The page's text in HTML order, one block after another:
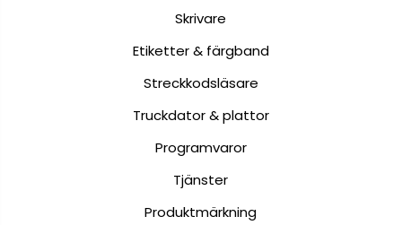
Skrivare
Etiketter & färgband
Streckkodsläsare
Truckdator & plattor
Programvaror
Tjänster
Produktmärkning